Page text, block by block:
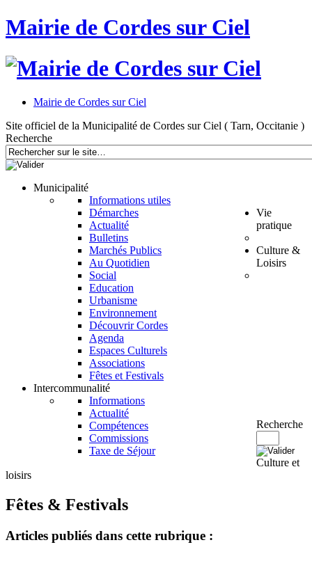
Mairie de Cordes sur Ciel
Mairie de Cordes sur Ciel
Site officiel de la Municipalité de Cordes sur Ciel ( Tarn, Occitanie )
Recherche
Municipalité
Informations utiles
Démarches
Actualité
Bulletins
Marchés Publics
Vie
pratique
Au Quotidien
Social
Education
Urbanisme
Environnement
Culture &
Loisirs
Découvrir Cordes
Agenda
Espaces Culturels
Associations
Fêtes et Festivals
Intercommunalité
Informations
Actualité
Compétences
Commissions
Taxe de Séjour
Recherche
Culture et
loisirs
Fêtes & Festivals
Articles publiés dans cette rubrique :